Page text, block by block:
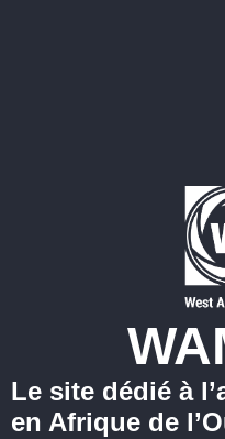
Le site dédié à
en Afrique de